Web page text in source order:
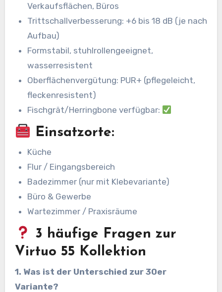
Verkaufsflächen, Büros
Trittschallverbesserung: +6 bis 18 dB (je nach
Aufbau)
Formstabil, stuhlrollengeeignet,
wasserresistent
Oberflächenvergütung: PUR+ (pflegeleicht,
fleckenresistent)
Fischgrät/Herringbone verfügbar:
Einsatzorte:
Küche
Flur / Eingangsbereich
Badezimmer (nur mit Klebevariante)
Büro & Gewerbe
Wartezimmer / Praxisräume
3 häufige Fragen zur
Virtuo 55 Kollektion
1. Was ist der Unterschied zur 30er
Variante?